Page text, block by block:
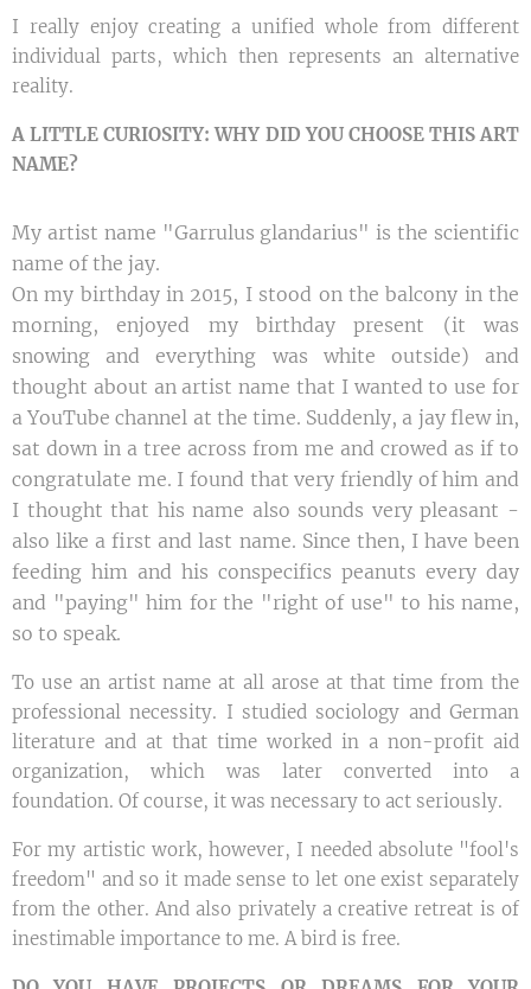
I really enjoy creating a unified whole from different
individual parts, which then represents an alternative
reality.
A LITTLE CURIOSITY: WHY DID YOU CHOOSE THIS ART
NAME?
My artist name "Garrulus glandarius" is the scientific
name of the jay.
On my birthday in 2015, I stood on the balcony in the
morning, enjoyed my birthday present (it was
snowing and everything was white outside) and
thought about an artist name that I wanted to use for
a YouTube channel at the time. Suddenly, a jay flew in,
sat down in a tree across from me and crowed as if to
congratulate me. I found that very friendly of him and
I thought that his name also sounds very pleasant -
also like a first and last name. Since then, I have been
feeding him and his conspecifics peanuts every day
and "paying" him for the "right of use" to his name,
so to speak.
To use an artist name at all arose at that time from the
professional necessity. I studied sociology and German
literature and at that time worked in a non-profit aid
organization, which was later converted into a
foundation. Of course, it was necessary to act seriously.
For my artistic work, however, I needed absolute "fool's
freedom" and so it made sense to let one exist separately
from the other. And also privately a creative retreat is of
inestimable importance to me. A bird is free.